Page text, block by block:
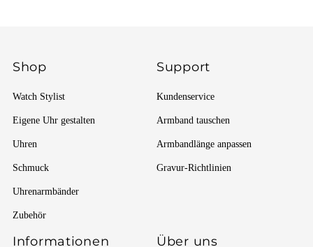
Shop
Watch Stylist
Eigene Uhr gestalten
Uhren
Schmuck
Uhrenarmbänder
Zubehör
Support
Kundenservice
Armband tauschen
Armbandlänge anpassen
Gravur-Richtlinien
Informationen Über uns